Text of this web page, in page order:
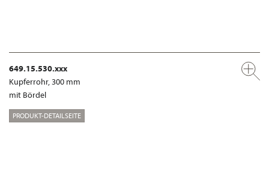
649.15.530.xxx
Kupferrohr, 300 mm
mit Bördel
PRODUKT-DETAILSEITE